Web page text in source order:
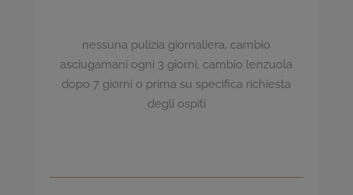
nessuna pulizia giornaliera, cambio
asciugamani ogni 3 giorni, cambio lenzuola
dopo 7 giorni o prima su specifica richiesta
degli ospiti